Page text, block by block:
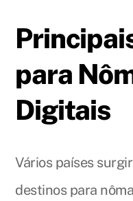
para
Digitais
Vários países
destinos para